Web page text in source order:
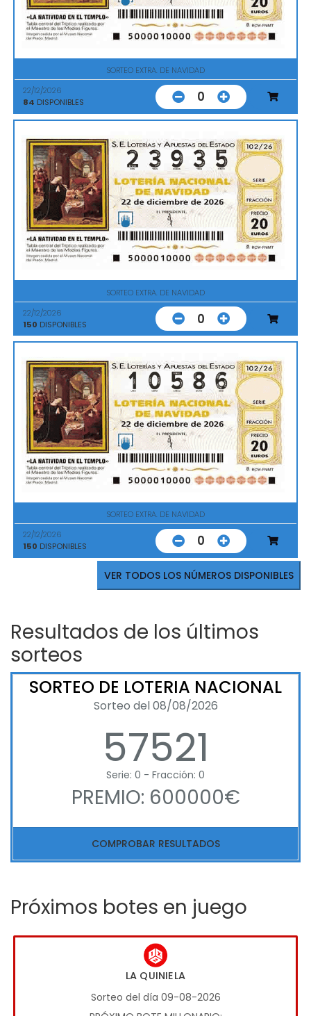
SORTEO EXTRA. DE NAVIDAD
22/12/2026
84 DISPONIBLES 0
SORTEO EXTRA. DE NAVIDAD
22/12/2026
150 DISPONIBLES 0
SORTEO EXTRA. DE NAVIDAD
22/12/2026
150 DISPONIBLES 0
VER TODOS LOS NÚMEROS DISPONIBLES
Resultados de los últimos
sorteos
SORTEO DE LOTERIA NACIONAL
Sorteo del 08/08/2026
57521
Serie: 0 - Fracción: 0
PREMIO: 600000€
COMPROBAR RESULTADOS
Próximos botes en juego
LA QUINIELA
Sorteo del día 09-08-2026